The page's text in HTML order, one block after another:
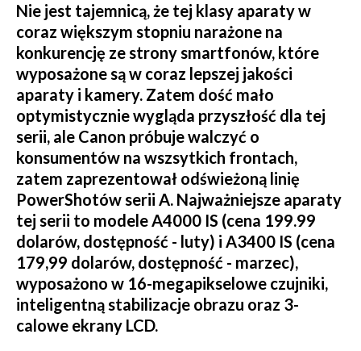
Nie jest tajemnicą, że tej klasy aparaty w
coraz większym stopniu narażone na
konkurencję ze strony smartfonów, które
wyposażone są w coraz lepszej jakości
aparaty i kamery. Zatem dość mało
optymistycznie wygląda przyszłość dla tej
serii, ale Canon próbuje walczyć o
konsumentów na wszsytkich frontach,
zatem zaprezentował odświeżoną linię
PowerShotów serii A. Najważniejsze aparaty
tej serii to modele A4000 IS (cena 199.99
dolarów, dostępność - luty) i A3400 IS (cena
179,99 dolarów, dostępność - marzec),
wyposażono w 16-megapikselowe czujniki,
inteligentną stabilizacje obrazu oraz 3-
calowe ekrany LCD.